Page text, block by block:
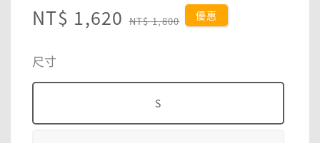
Sale
NT$ 1,620 Regular
NT$ 1,800 優惠
尺寸
S